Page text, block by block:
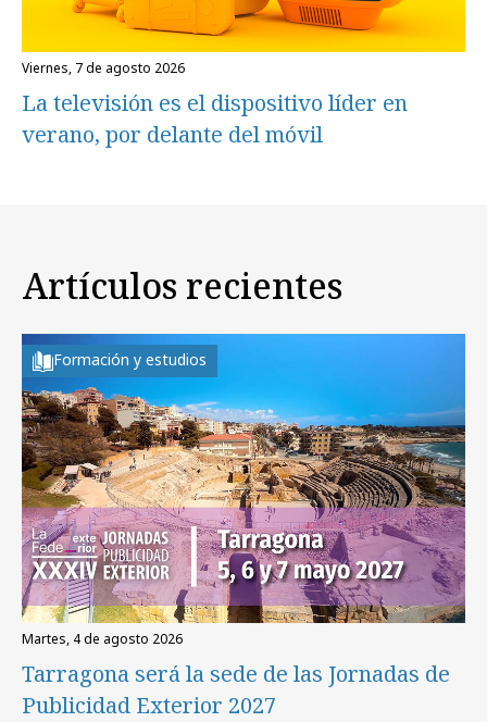
viernes, 7 de agosto 2026
La televisión es el dispositivo líder en
verano, por delante del móvil
Artículos recientes
Formación y estudios
martes, 4 de agosto 2026
Tarragona será la sede de las Jornadas de
Publicidad Exterior 2027